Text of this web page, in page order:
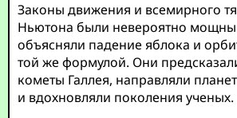
Законы движения и всемирного
Ньютона были невероятно
объясняли падение яблока и
той же формулой. Они
кометы Галлея, направляли
и вдохновляли поколения ученых.